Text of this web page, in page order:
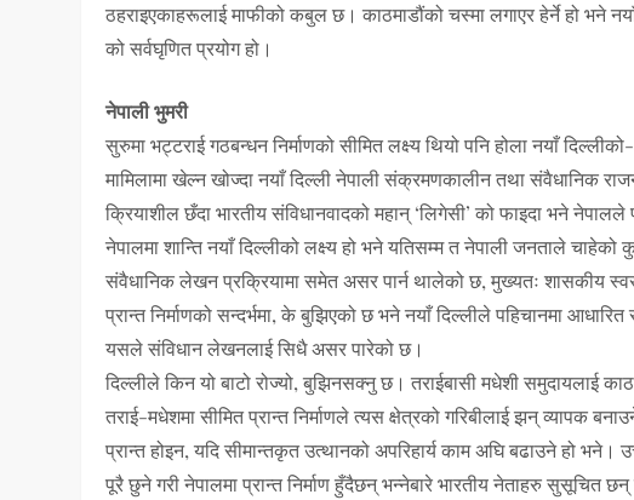
ठहराइएकाहरूलाई माफीको कबुल छ। काठमाडौंको चस्मा लगाएर हेर्ने हो भने
को सर्वघृणित प्रयोग हो।
नेपाली भुमरी
सुरुमा भट्टराई गठबन्धन निर्माणको सीमित लक्ष्य थियो पनि होला नयाँ
मामिलामा खेल्न खोज्दा नयाँ दिल्ली नेपाली संक्रमणकालीन तथा संवैधानिक
क्रियाशील छँदा भारतीय संविधानवादको महान् ‘लिगेसी’ को फाइदा भने
नेपालमा शान्ति नयाँ दिल्लीको लक्ष्य हो भने यतिसम्म त नेपाली जनताले
संवैधानिक लेखन प्रक्रियामा समेत असर पार्न थालेको छ, मुख्यतः शासकीय
प्रान्त निर्माणको सन्दर्भमा, के बुझिएको छ भने नयाँ दिल्लीले पहिचानमा
यसले संविधान लेखनलाई सिधै असर पारेको छ।
दिल्लीले किन यो बाटो रोज्यो, बुझिनसक्नु छ। तराईबासी मधेशी समुदायलाई
तराई-मधेशमा सीमित प्रान्त निर्माणले त्यस क्षेत्रको गरिबीलाई झन् व्यापक
प्रान्त होइन, यदि सीमान्तकृत उत्थानको अपरिहार्य काम अघि बढाउने हो
पूरै छुने गरी नेपालमा प्रान्त निर्माण हुँदैछन् भन्नेबारे भारतीय नेताहरु सुसूचित